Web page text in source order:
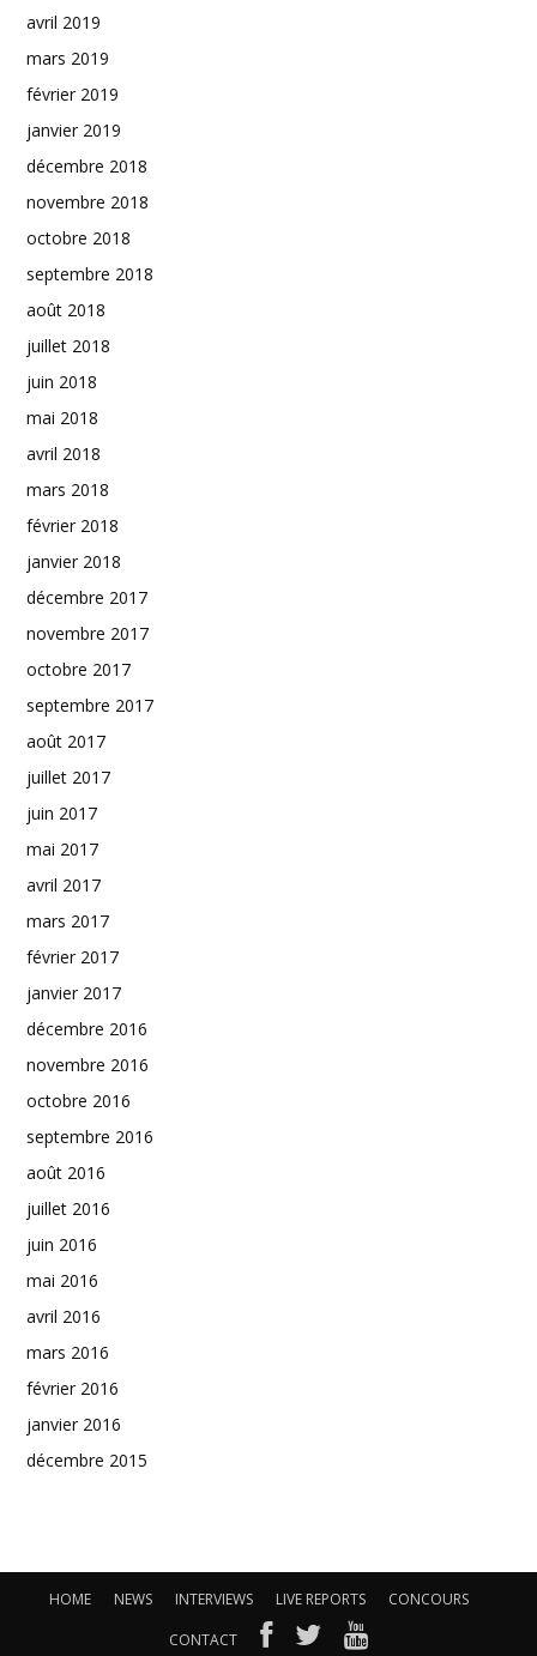
avril 2019
mars 2019
février 2019
janvier 2019
décembre 2018
novembre 2018
octobre 2018
septembre 2018
août 2018
juillet 2018
juin 2018
mai 2018
avril 2018
mars 2018
février 2018
janvier 2018
décembre 2017
novembre 2017
octobre 2017
septembre 2017
août 2017
juillet 2017
juin 2017
mai 2017
avril 2017
mars 2017
février 2017
janvier 2017
décembre 2016
novembre 2016
octobre 2016
septembre 2016
août 2016
juillet 2016
juin 2016
mai 2016
avril 2016
mars 2016
février 2016
janvier 2016
décembre 2015
HOME NEWS INTERVIEWS LIVE REPORTS
CONCOURS
CONTACT